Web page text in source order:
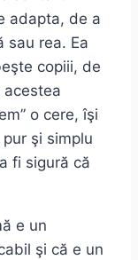
adapta, de a
sau rea. Ea
copiii, de
o cere, îşi
şi simplu
fi sigură că
e un
şi că e un